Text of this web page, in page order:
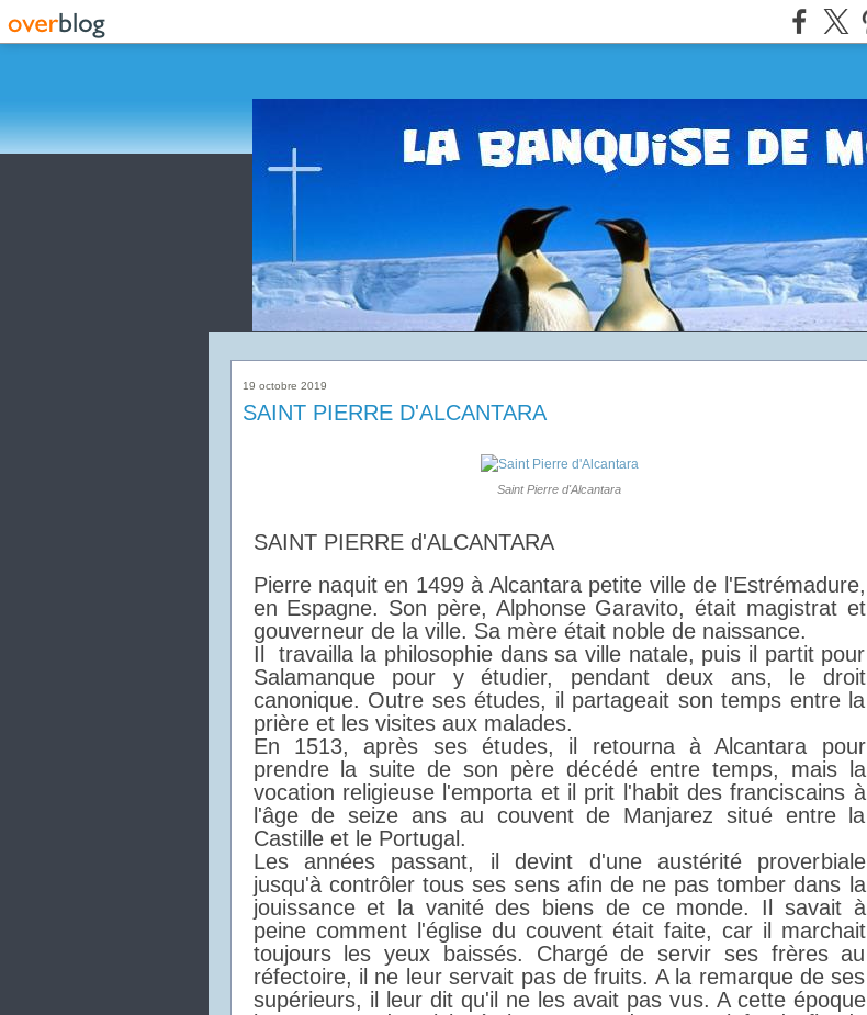
19 octobre 2019
SAINT PIERRE D'ALCANTARA
Saint Pierre d'Alcantara
SAINT PIERRE d'ALCANTARA
Pierre naquit en 1499 à Alcantara petite ville de l'Estrémadure,
en Espagne. Son père, Alphonse Garavito, était magistrat et
gouverneur de la ville. Sa mère était noble de naissance.
Il travailla la philosophie dans sa ville natale, puis il partit pour
Salamanque pour y étudier, pendant deux ans, le droit
canonique. Outre ses études, il partageait son temps entre la
prière et les visites aux malades.
En 1513, après ses études, il retourna à Alcantara pour
prendre la suite de son père décédé entre temps, mais la
vocation religieuse l'emporta et il prit l'habit des franciscains à
l'âge de seize ans au couvent de Manjarez situé entre la
Castille et le Portugal.
Les années passant, il devint d'une austérité proverbiale
jusqu'à contrôler tous ses sens afin de ne pas tomber dans la
jouissance et la vanité des biens de ce monde. Il savait à
peine comment l'église du couvent était faite, car il marchait
toujours les yeux baissés. Chargé de servir ses frères au
réfectoire, il ne leur servait pas de fruits. A la remarque de ses
supérieurs, il leur dit qu'il ne les avait pas vus. A cette époque